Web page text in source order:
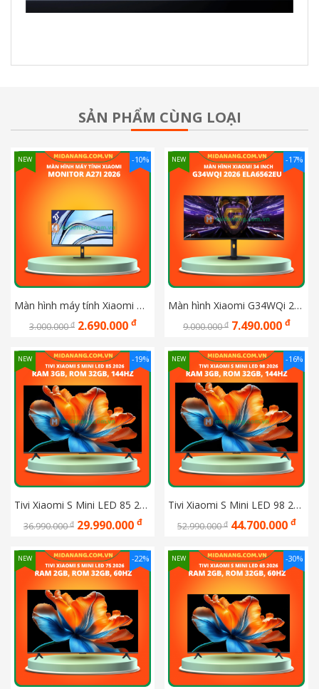
SẢN PHẨM CÙNG LOẠI
Màn hình máy tính Xiaomi Monitor A27i 2026 (ELA6410EU)
3.000.000đ 2.690.000 đ
-10%
NEW
Màn hình Xiaomi G34WQi 2026 ELA6562EU 34 inch (UWQHD/ VA/ 180Hz/ 1 ms)
9.000.000đ 7.490.000 đ
-17%
NEW
Tivi Xiaomi S Mini LED 85 2026 Ram 3GB, Rom 32GB, 144Hz
36.990.000đ 29.990.000 đ
-19%
NEW
Tivi Xiaomi S Mini LED 98 2026 Ram 3GB, Rom 32GB, 144Hz
52.990.000đ 44.700.000 đ
-16%
NEW
-22%
NEW -30%
NEW